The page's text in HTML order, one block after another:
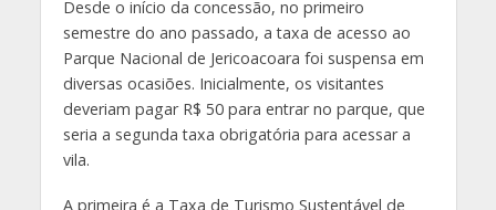
Desde o início da concessão, no primeiro
semestre do ano passado, a taxa de acesso ao
Parque Nacional de Jericoacoara foi suspensa em
diversas ocasiões. Inicialmente, os visitantes
deveriam pagar R$ 50 para entrar no parque, que
seria a segunda taxa obrigatória para acessar a
vila.
A primeira é a Taxa de Turismo Sustentável de